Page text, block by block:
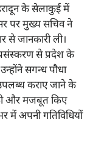
के सेलाकुई में
पर मुख्य सचिव ने
से जानकारी ली।
से प्रदेश के
सगन्ध पौधा
उपलब्ध कराए जाने के
को और मजबूत किए
में अपनी गतिविधियों